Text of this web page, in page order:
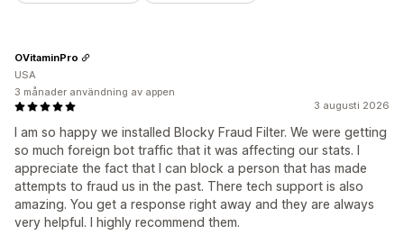
3 augusti 2026
I am so happy we installed Blocky Fraud Filter. We were getting
so much foreign bot traffic that it was affecting our stats. I
appreciate the fact that I can block a person that has made
attempts to fraud us in the past. There tech support is also
amazing. You get a response right away and they are always
very helpful. I highly recommend them.
OVitaminPro
USA
3 månader användning av appen